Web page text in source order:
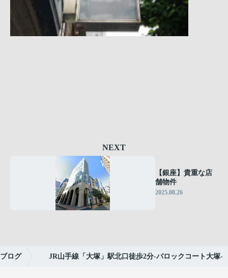
NEXT
【銀座】貴重な店
舗物件
2025.08.26
ブログ JR山手線「大塚」駅北口徒歩2分-バロックコート大塚-